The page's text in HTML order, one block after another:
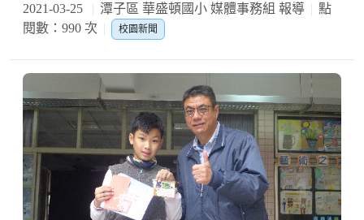
2021-03-25 潭子區 華盛頓國小 媒體事務組 報導
點
閱數：990 次
校園新聞